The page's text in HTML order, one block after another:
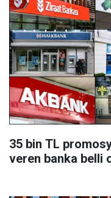
35 bin TL
veren banka belli